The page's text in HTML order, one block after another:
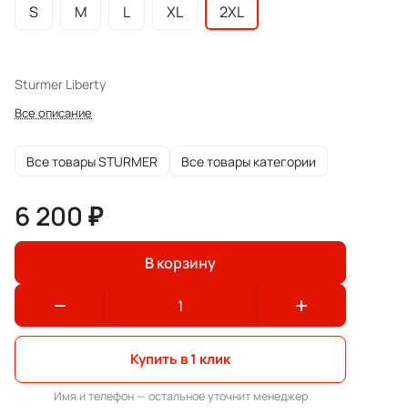
S M L XL 2XL
Sturmer Liberty
Все описание
Все товары STURMER Все товары категории
6 200 ₽
В корзину
Купить в 1 клик
Имя и телефон — остальное уточнит менеджер